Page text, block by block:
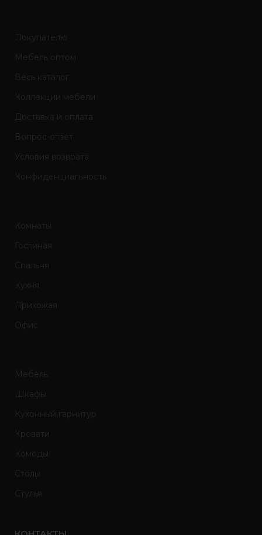
Покупателю
Мебель оптом
Весь каталог
Коллекции мебели
Доставка и оплата
Вопрос-ответ
Условия возврата
Конфиденциальность
Комнаты
Гостиная
Спальня
Кухня
Прихожая
Офис
Мебель
Шкафы
Кухонный гарнитур
Кровати
Комоды
Столы
Стулья